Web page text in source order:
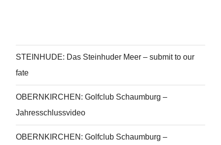
STEINHUDE: Das Steinhuder Meer – submit to our
fate
OBERNKIRCHEN: Golfclub Schaumburg –
Jahresschlussvideo
OBERNKIRCHEN: Golfclub Schaumburg –